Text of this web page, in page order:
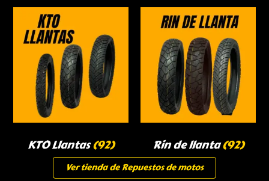
KTO Llantas(92) Rin de llanta(92)
Ver tienda de Repuestos de motos